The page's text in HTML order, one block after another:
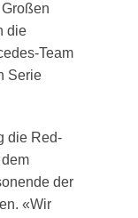
die
Team
Serie
die Red-
der
«Wir